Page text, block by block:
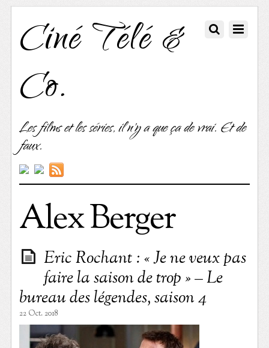
Ciné Télé &
Co.
Les films et les séries, il n'y a que ça de vrai. Et de
faux.
Alex Berger
Eric Rochant : « Je ne veux pas
faire la saison de trop » – Le
bureau des légendes, saison 4
22 Oct. 2018